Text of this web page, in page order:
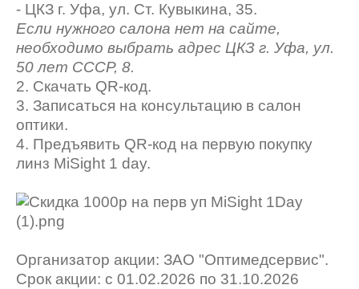
- ЦКЗ г. Уфа, ул. Ст. Кувыкина, 35.
Если нужного салона нет на сайте,
необходимо выбрать адрес ЦКЗ г. Уфа, ул.
50 лет СССР, 8.
2. Скачать QR-код.
3. Записаться на консультацию в салон
оптики.
4. Предъявить QR-код на первую покупку
линз MiSight 1 day.
Организатор акции: ЗАО "Оптимедсервис".
Срок акции: с 01.02.2026 по 31.10.2026